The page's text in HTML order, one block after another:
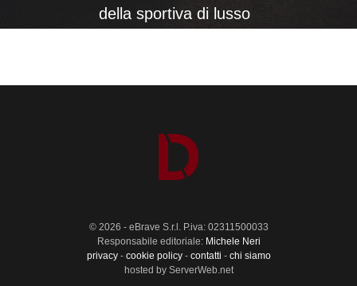
della sportiva di lusso
© 2026 - eBrave S.r.l. P.iva: 02311500033
Responsabile editoriale: Michele Neri
privacy- cookie policy- contatti - chi siamo
hosted by ServerWeb.net